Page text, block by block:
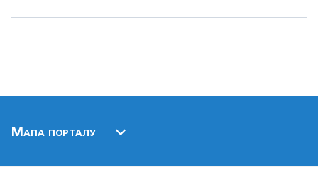
Мапа порталу